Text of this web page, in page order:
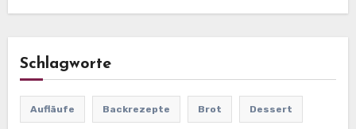
Schlagworte
Aufläufe Backrezepte Brot Dessert